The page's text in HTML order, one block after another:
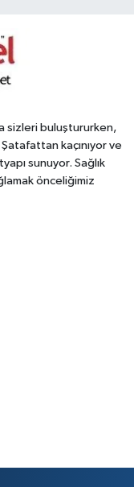
sizleri buluştururken,
kaçınıyor ve
sunuyor. Sağlık
önceliğimiz